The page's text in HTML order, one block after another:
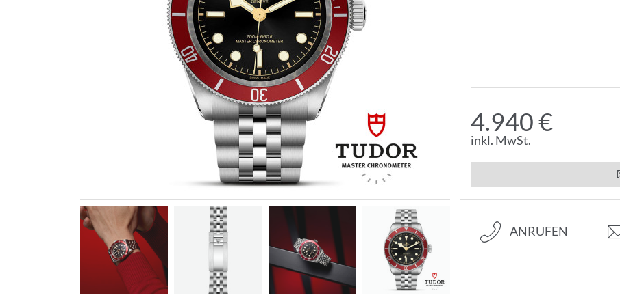
4.940 €
inkl. MwSt.
ANRUFEN